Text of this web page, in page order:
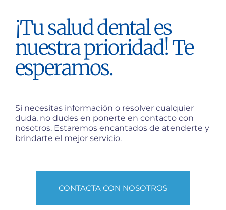
¡Tu salud dental es
nuestra prioridad! Te
esperamos.
Si necesitas información o resolver cualquier
duda, no dudes en ponerte en contacto con
nosotros. Estaremos encantados de atenderte y
brindarte el mejor servicio.
CONTACTA CON NOSOTROS